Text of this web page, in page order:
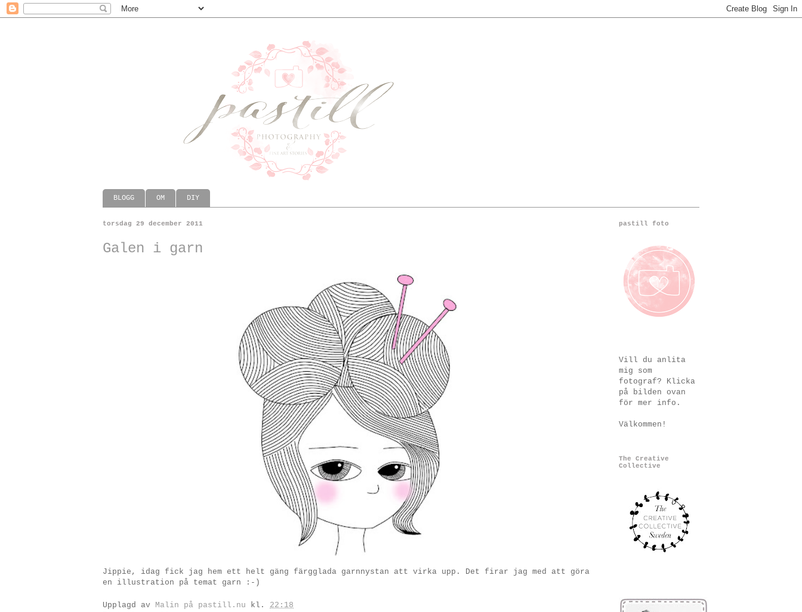
BLOGG OM DIY
torsdag 29 december 2011
Galen i garn
Jippie, idag fick jag hem ett helt gäng färgglada garnnystan att virka upp. Det firar jag med att göra
en illustration på temat garn :-)
Upplagd av Malin på pastill.nu kl. 22:18
pastill foto
Vill du anlita
mig som
fotograf? Klicka
på bilden ovan
för mer info.
Välkommen!
The Creative
Collective